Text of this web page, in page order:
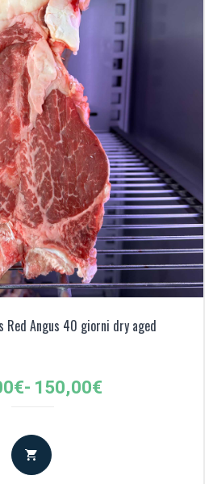
Red Angus 40 giorni dry aged
€- 150,00€
Fascia
prezzo:
da
75,00€